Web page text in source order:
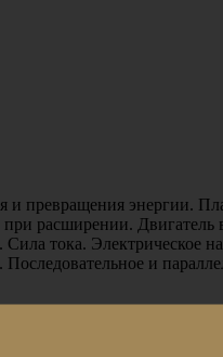
и превращения энергии.
расширении. Двигатель
тока. Электрическое
и